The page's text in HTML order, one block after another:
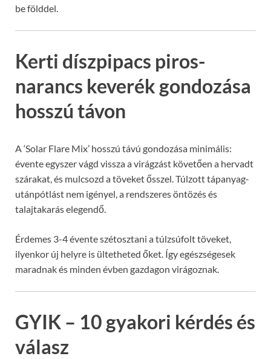
be földdel.
Kerti díszpipacs piros-
narancs keverék gondozása
hosszú távon
A ‘Solar Flare Mix’ hosszú távú gondozása minimális:
évente egyszer vágd vissza a virágzást követően a hervadt
szárakat, és mulcsozd a töveket ősszel. Túlzott tápanyag-
utánpótlást nem igényel, a rendszeres öntözés és
talajtakarás elegendő.
Érdemes 3-4 évente szétosztani a túlzsúfolt töveket,
ilyenkor új helyre is ültetheted őket. Így egészségesek
maradnak és minden évben gazdagon virágoznak.
GYIK – 10 gyakori kérdés és
válasz